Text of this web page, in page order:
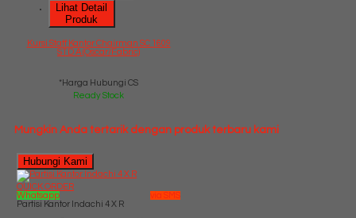
Lihat Detail
Produk
Kursi Staff Kantor Chairman SC 1609
STD A (Oscar/Fabric)
*Harga Hubungi CS
Ready Stock
Mungkin Anda tertarik dengan produk terbaru kami
Hubungi Kami
QUICK ORDER
Whatsapp
via SMS
Partisi Kantor Indachi 4 X R